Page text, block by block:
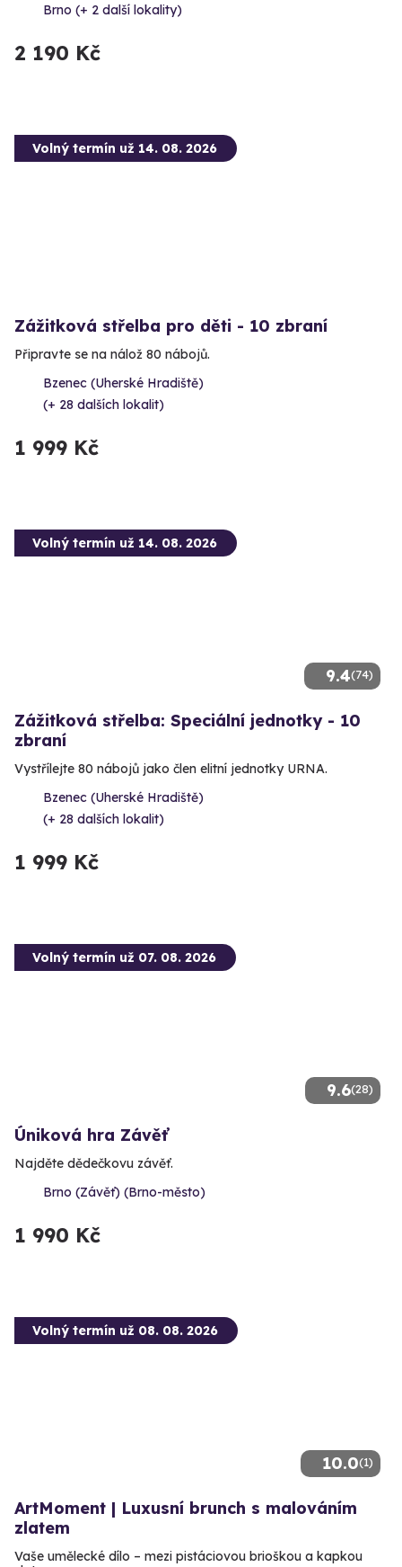
Brno (+ 2 další lokality)
2 190 Kč
Volný termín už 14. 08. 2026
Zážitková střelba pro děti - 10 zbraní
Připravte se na nálož 80 nábojů.
Bzenec (Uherské Hradiště)
(+ 28 dalších lokalit)
1 999 Kč
9.4(74)
Volný termín už 14. 08. 2026
Zážitková střelba: Speciální jednotky - 10
zbraní
Vystřílejte 80 nábojů jako člen elitní jednotky URNA.
Bzenec (Uherské Hradiště)
(+ 28 dalších lokalit)
1 999 Kč
9.6(28)
Volný termín už 07. 08. 2026
Úniková hra Závěť
Najděte dědečkovu závěť.
Brno (Závěť) (Brno-město)
1 990 Kč
10.0(1)
Volný termín už 08. 08. 2026
ArtMoment | Luxusní brunch s malováním
zlatem
Vaše umělecké dílo – mezi pistáciovou brioškou a kapkou